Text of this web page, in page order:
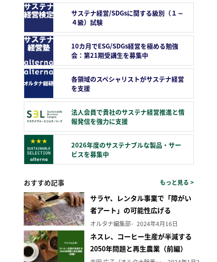
サステナ経営/SDGsに関する級別（１～
４級）試験
10カ月でESG/SDGs経営を極める勉強
会：第21期受講生を募集中
各領域のスペシャリストがサステナ経営
を支援
法人会員で貴社のサステナ経営推進と情
報発信を強力に支援
2026年度のサステナブルな製品・サー
ビスを募集中
おすすめ記事 もっと見る >
サラヤ、レンタル事業で「障がい
者アート」の可能性広げる
オルタナ編集部 2024年4月16日
ネスレ、コーヒー生産が半減する
2050年問題と再生農業（前編）